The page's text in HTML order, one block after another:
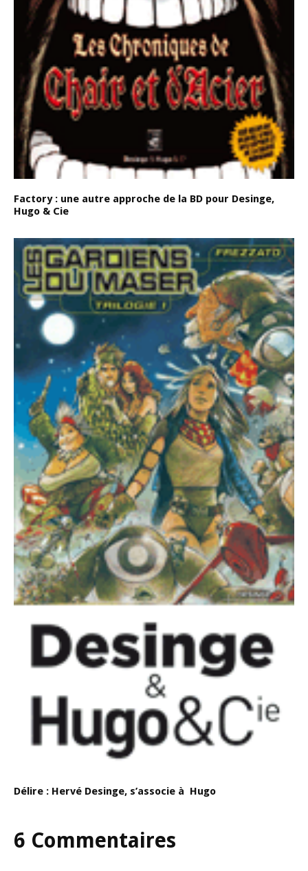
Factory : une autre approche de la BD pour Desinge,
Hugo & Cie
Délire : Hervé Desinge, s’associe à Hugo
6 Commentaires